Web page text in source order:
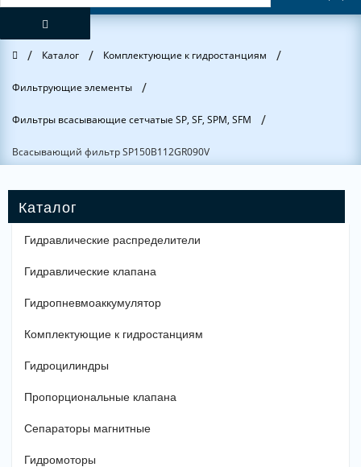
Главная
/ Каталог / Комплектующие к гидростанциям /
Фильтрующие элементы /
Фильтры всасывающие сетчатые SP, SF, SPM, SFM /
Всасывающий фильтр SP150B112GR090V
Гидравлические распределители
Гидравлические клапана
Гидропневмоаккумулятор
Комплектующие к гидростанциям
Гидроцилиндры
Пропорциональные клапана
Сепараторы магнитные
Гидромоторы